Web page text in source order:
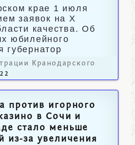
крае 1 июля
заявок на X
качества. Об
юбилейного
губернатор
Кранодарского
против игорного
в Сочи и
стало меньше
из-за увеличения